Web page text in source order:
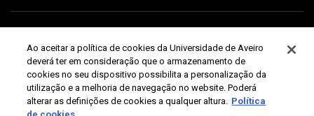
Universidade de Aveiro 2026
Ao aceitar a política de cookies da Universidade de Aveiro
deverá ter em consideração que o armazenamento de
cookies no seu dispositivo possibilita a personalização da
utilização e a melhoria de navegação no website. Poderá
alterar as definições de cookies a qualquer altura. Política